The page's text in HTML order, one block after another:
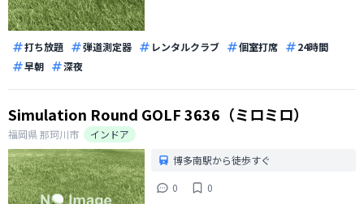
打ち放題 弾道測定器 レンタルクラブ 個室打席
24時間
早朝
深夜
Simulation Round GOLF 3636（ミロミロ）
福岡県那珂川市
インドア
博多南駅から徒歩すぐ
0
0